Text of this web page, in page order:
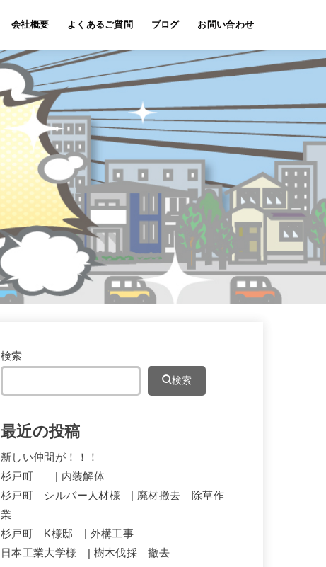
会社概要 よくあるご質問 ブログ お問い合わせ
検索
検索
最近の投稿
新しい仲間が！！！
杉戸町 | 内装解体
杉戸町 シルバー人材様 | 廃材撤去 除草作
業
杉戸町 K様邸 | 外構工事
日本工業大学様 | 樹木伐採 撤去